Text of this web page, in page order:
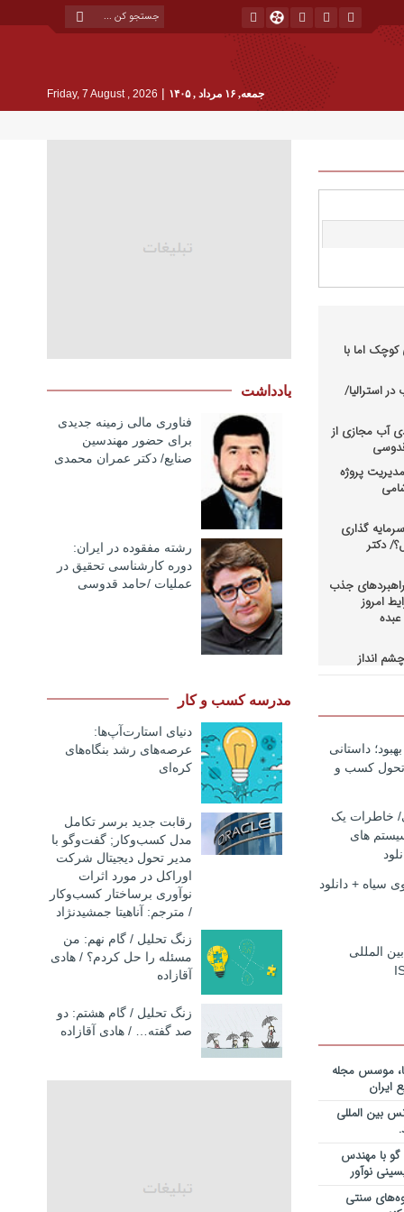
جمعه, ۱۶ مرداد , ۱۴۰۵ |
Friday, 7 August , 2026
اما با
استرالیا/
آب مجازی از
پروژه
گذاری
دکتر
جذب
امروز
انداز
بالادستی
فایل
در
مدیران
فرایند
فایل
خلاق
فایل صوتی
قراردادها
نوبل
نوبل
فایل
قراردادها
نوبل
در
کارخانه
داستانی
تحول کسب و
خاطرات یک
های
سیاه + دانلود
المللی
موسس مجله
ایران
بین المللی
با مهندس
نوآور
سنتی
یادداشت
فناوری مالی زمینه جدیدی
برای حضور مهندسین
صنایع/ دکتر عمران محمدی
رشته مفقوده در ایران:
دوره کارشناسی تحقیق در
عملیات /حامد قدوسی
مدرسه کسب و کار
دنیای استارت‌آپ‌ها:
عرصه‌های رشد بنگاه‌های
کره‌ای‌
رقابت جدید برسر تکامل
مدل کسب‌و‌کار; گفت‌وگو با
مدیر تحول دیجیتال شرکت
اوراکل در مورد اثرات
نوآوری برساختار کسب‌وکار
/ مترجم: آناهیتا جمشیدنژاد
زنگ تحلیل / گام نهم: من
مسئله را حل کردم؟ / هادی
آقازاده
زنگ تحلیل / گام هشتم: دو
صد گفته… / هادی آقازاده